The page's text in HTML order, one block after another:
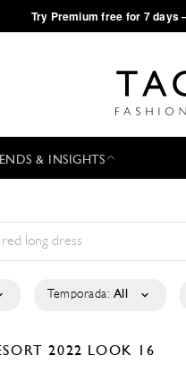
·Try Premium free for 7 days
& INSIGHTS
Temporada: All
2022 LOOK 16